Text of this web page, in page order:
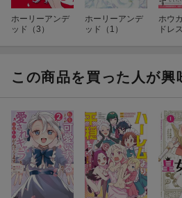
ホーリーアンデ
ッド（3）
ホーリーアンデ
ッド（1）
ホウ
ドレ
この商品を買った人が興